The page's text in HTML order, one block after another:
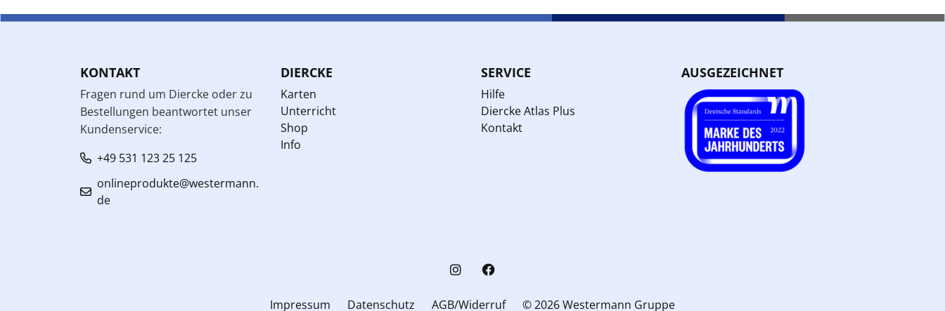
KONTAKT
Fragen rund um Diercke oder zu
Bestellungen beantwortet unser
Kundenservice:
+49 531 123 25 125
onlineprodukte@westermann.
de
DIERCKE
Karten
Unterricht
Shop
Info
SERVICE
Hilfe
Diercke Atlas Plus
Kontakt
AUSGEZEICHNET
Impressum Datenschutz AGB/Widerruf © 2026 Westermann Gruppe